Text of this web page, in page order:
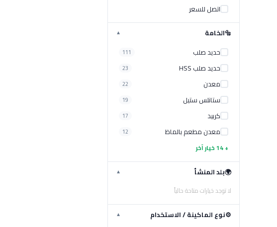
اتصل للسعر
🔩الخامة ▼
حديد صلب 111
حديد صلب HSS 23
معدن 22
ستانلس ستيل 19
كربيد 17
معدن مطعم بالماظ 12
+ 14 خيار آخر
🌍بلد المنشأ ▼
لا توجد خيارات متاحة حالياً
⚙️نوع الماكينة / الاستخدام ▼